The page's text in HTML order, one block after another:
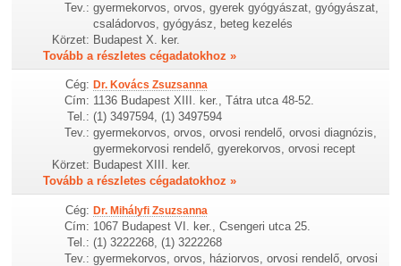
Tev.: gyermekorvos, orvos, gyerek gyógyászat, gyógyászat,
családorvos, gyógyász, beteg kezelés
Körzet: Budapest X. ker.
Tovább a részletes cégadatokhoz »
Cég: Dr. Kovács Zsuzsanna
Cím: 1136 Budapest XIII. ker., Tátra utca 48-52.
Tel.: (1) 3497594, (1) 3497594
Tev.: gyermekorvos, orvos, orvosi rendelő, orvosi diagnózis,
gyermekorvosi rendelő, gyerekorvos, orvosi recept
Körzet: Budapest XIII. ker.
Tovább a részletes cégadatokhoz »
Cég: Dr. Mihályfi Zsuzsanna
Cím: 1067 Budapest VI. ker., Csengeri utca 25.
Tel.: (1) 3222268, (1) 3222268
Tev.: gyermekorvos, orvos, háziorvos, orvosi rendelő, orvosi